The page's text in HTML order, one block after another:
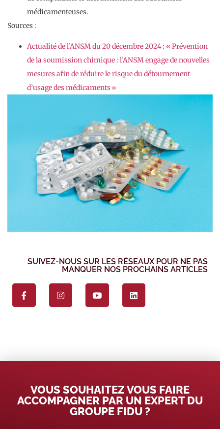
médicamenteuses.
Sources :
Actualité de l’ANSM du 20 décembre 2024 : « Prévention
de la soumission chimique : l’ANSM engage de nouvelles
mesures afin de réduire le risque du détournement
d’usage des médicaments »
SUIVEZ-NOUS SUR LES RÉSEAUX POUR NE PAS
MANQUER NOS PROCHAINS ARTICLES
VOUS SOUHAITEZ VOUS FAIRE
ACCOMPAGNER PAR UN EXPERT DU
GROUPE FIDU ?